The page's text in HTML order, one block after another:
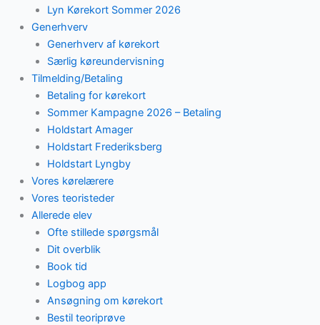
Lyn Kørekort Sommer 2026
Generhverv
Generhverv af kørekort
Særlig køreundervisning
Tilmelding/Betaling
Betaling for kørekort
Sommer Kampagne 2026 – Betaling
Holdstart Amager
Holdstart Frederiksberg
Holdstart Lyngby
Vores kørelærere
Vores teoristeder
Allerede elev
Ofte stillede spørgsmål
Dit overblik
Book tid
Logbog app
Ansøgning om kørekort
Bestil teoriprøve